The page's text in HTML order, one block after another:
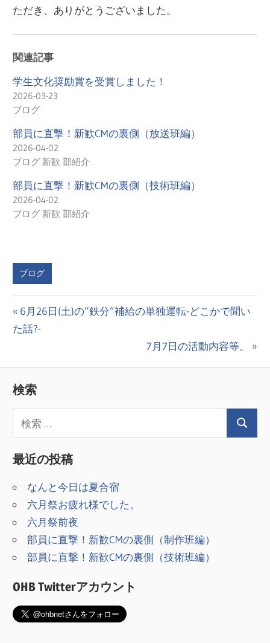
ただき、ありがとうございました。
関連記事
学生文化奨励賞を受賞しました！
2026-03-23
ブログ
部員に直撃！新歓CMの裏側（放送班編）
2026-04-02
ブログ 新歓 部紹介
部員に直撃！新歓CMの裏側（技術班編）
2026-04-02
ブログ 新歓 部紹介
ブログ
投
稿
ビ
ゲ
ー
シ
ン
前
の
6月26日(土)の”鉄分”補給の単独運転-どこかで聞い
た話?-
次
7月7日の活動内容等。
検索
最近の投稿
なんと今日は夏合宿
六月祭お疲れ様でした。
六月祭前夜
部員に直撃！新歓CMの裏側（制作班編）
部員に直撃！新歓CMの裏側（技術班編）
OHB Twitterアカウント